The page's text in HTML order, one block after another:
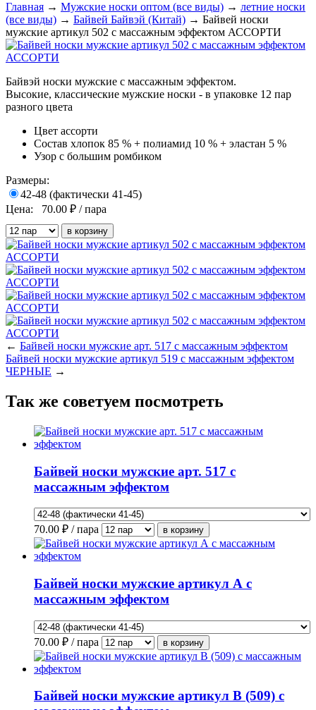
Главная → Мужские носки оптом (все виды) → летние носки
(все виды) → Байвей Байвэй (Китай) → Байвей носки
мужские артикул 502 с массажным эффектом АССОРТИ
Байвэй носки мужские с массажным эффектом.
Высокие, классические мужские носки - в упаковке 12 пар
разного цвета
Цвет ассорти
Состав хлопок 85 % + полиамид 10 % + эластан 5 %
Узор с большим ромбиком
Размеры:
42-48 (фактически 41-45)
Цена:
70.00 ₽ / пара
← Байвей носки мужские арт. 517 с массажным эффектом
Байвей носки мужские артикул 519 с массажным эффектом
ЧЕРНЫЕ →
Так же советуем посмотреть
Байвей носки мужские арт. 517 с
массажным эффектом
70.00 ₽ / пара
Байвей носки мужские артикул А с
массажным эффектом
70.00 ₽ / пара
Байвей носки мужские артикул В (509) с